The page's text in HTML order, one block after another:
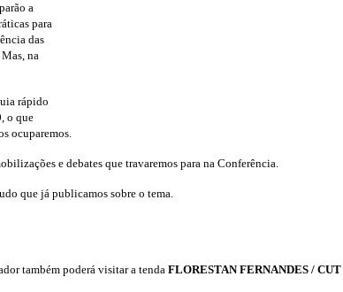
a
para
das
na
rápido
o que
ocuparemos.
e debates que travaremos para na Conferência.
que já publicamos sobre o tema.
também poderá visitar a tenda FLORESTAN FERNANDES / CUT